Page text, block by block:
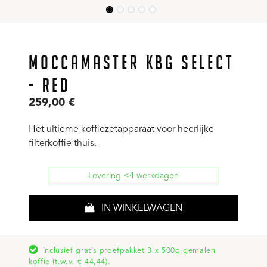
MOCCAMASTER KBG SELECT
- RED
259,00 €
Het ultieme koffiezetapparaat voor heerlijke
filterkoffie thuis.
Levering ≤4 werkdagen
IN WINKELWAGEN
Inclusief gratis proefpakket 3 x 500g gemalen
koffie (t.w.v. € 44,44).